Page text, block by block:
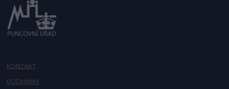
KONTAKT
PODMÍNKY